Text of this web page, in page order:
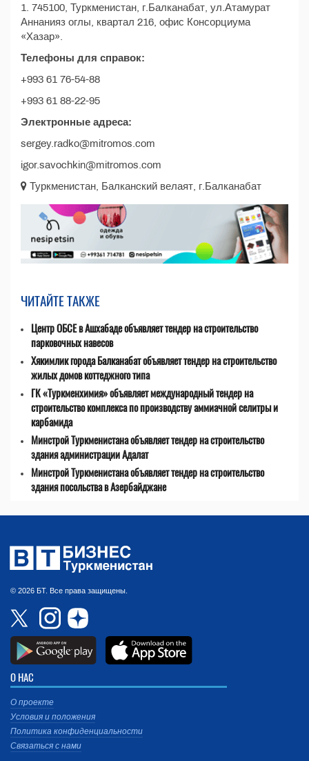
1. 745100, Туркменистан, г.Балканабат, ул.Атамурат
Аннанияз оглы, квартал 216, офис Консорциума
«Хазар».
Телефоны для справок:
+993 61 76-54-88
+993 61 88-22-95
Электронные адреса:
sergey.radko@mitromos.com
igor.savochkin@mitromos.com
Туркменистан, Балканcкий велаят, г.Балканабат
ЧИТАЙТЕ ТАКЖЕ
Центр ОБСЕ в Ашхабаде объявляет тендер на строительство
парковочных навесов
Хякимлик города Балканабат объявляет тендер на строительство
жилых домов коттеджного типа
ГК «Туркменхимия» объявляет международный тендер на
строительство комплекса по производству аммиачной селитры и
карбамида
Минстрой Туркменистана объявляет тендер на строительство
здания администрации Адалат
Минстрой Туркменистана объявляет тендер на строительство
здания посольства в Азербайджане
© 2026 БТ. Все права защищены.
О НАС
О проекте
Условия и положения
Политика конфиденциальности
Связаться с нами